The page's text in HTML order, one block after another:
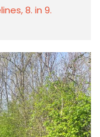
8. in 9.